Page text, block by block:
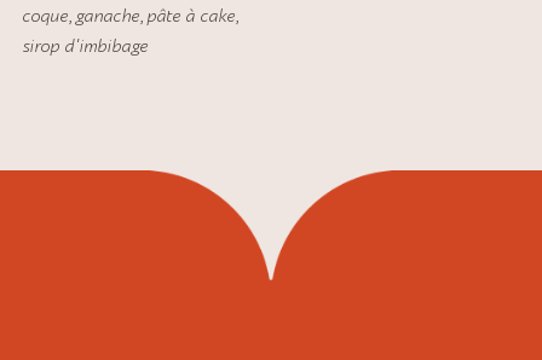
coque,ganache,pâte à cake,
sirop d'imbibage